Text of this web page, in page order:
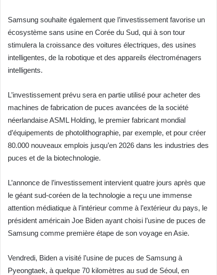
Samsung souhaite également que l’investissement favorise un
écosystème sans usine en Corée du Sud, qui à son tour
stimulera la croissance des voitures électriques, des usines
intelligentes, de la robotique et des appareils électroménagers
intelligents.
L’investissement prévu sera en partie utilisé pour acheter des
machines de fabrication de puces avancées de la société
néerlandaise ASML Holding, le premier fabricant mondial
d’équipements de photolithographie, par exemple, et pour créer
80.000 nouveaux emplois jusqu’en 2026 dans les industries des
puces et de la biotechnologie.
L’annonce de l’investissement intervient quatre jours après que
le géant sud-coréen de la technologie a reçu une immense
attention médiatique à l’intérieur comme à l’extérieur du pays, le
président américain Joe Biden ayant choisi l’usine de puces de
Samsung comme première étape de son voyage en Asie.
Vendredi, Biden a visité l’usine de puces de Samsung à
Pyeongtaek, à quelque 70 kilomètres au sud de Séoul, en